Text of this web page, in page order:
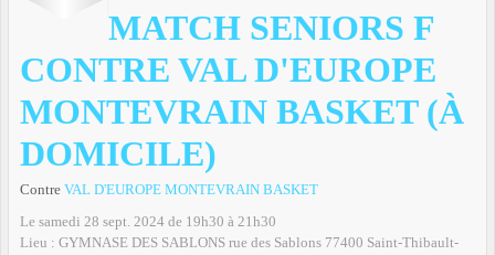
MATCH SENIORS F
CONTRE VAL D'EUROPE
MONTEVRAIN BASKET (À
DOMICILE)
Contre VAL D'EUROPE MONTEVRAIN BASKET
Le samedi 28 sept. 2024 de 19h30 à 21h30
Lieu : GYMNASE DES SABLONS rue des Sablons 77400 Saint-Thibault-